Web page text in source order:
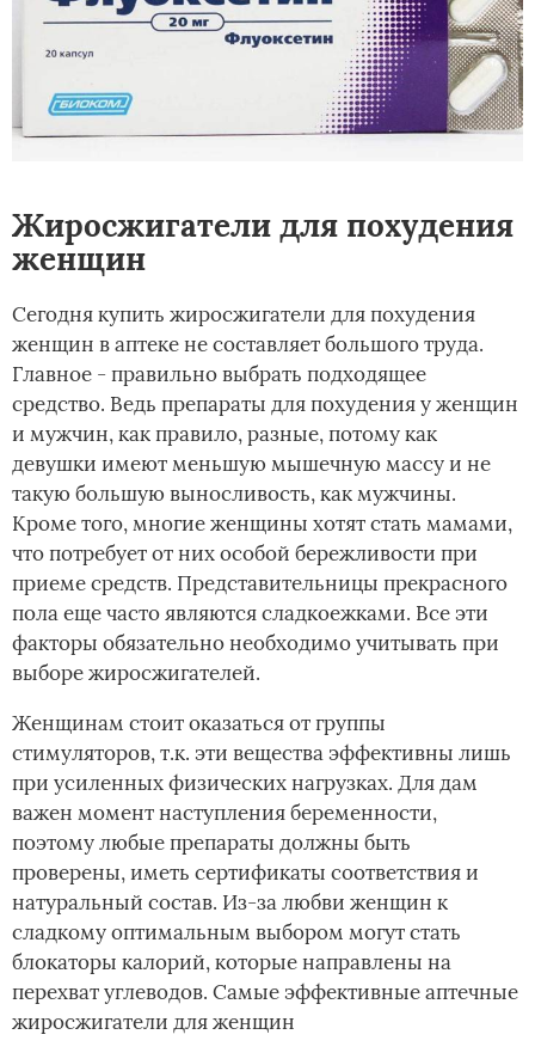
Жиросжигатели для похудения
женщин
Сегодня купить жиросжигатели для похудения
женщин в аптеке не составляет большого труда.
Главное - правильно выбрать подходящее
средство. Ведь препараты для похудения у женщин
и мужчин, как правило, разные, потому как
девушки имеют меньшую мышечную массу и не
такую большую выносливость, как мужчины.
Кроме того, многие женщины хотят стать мамами,
что потребует от них особой бережливости при
приеме средств. Представительницы прекрасного
пола еще часто являются сладкоежками. Все эти
факторы обязательно необходимо учитывать при
выборе жиросжигателей.
Женщинам стоит оказаться от группы
стимуляторов, т.к. эти вещества эффективны лишь
при усиленных физических нагрузках. Для дам
важен момент наступления беременности,
поэтому любые препараты должны быть
проверены, иметь сертификаты соответствия и
натуральный состав. Из-за любви женщин к
сладкому оптимальным выбором могут стать
блокаторы калорий, которые направлены на
перехват углеводов. Самые эффективные аптечные
жиросжигатели для женщин